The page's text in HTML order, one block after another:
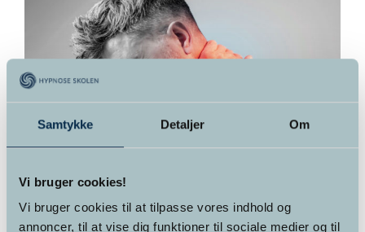
Samtykke Detaljer Om
Vi bruger cookies!
Vi bruger cookies til at tilpasse vores indhold og
annoncer, til at vise dig funktioner til sociale medier og til
Hypnose mod smerter: Hvad siger
forskningen?